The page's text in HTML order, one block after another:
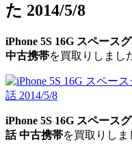
た 2014/5/8
iPhone 5S 16G スペース
中古携帯を買取りしまし
iPhone 5S 16G スペース
話中古携帯を買取りしま